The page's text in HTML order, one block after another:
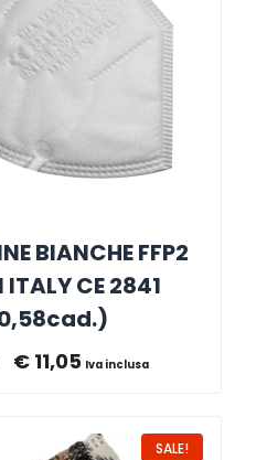
BIANCHE FFP2
ITALY CE 2841
€ 11,05 Iva inclusa
SALE!